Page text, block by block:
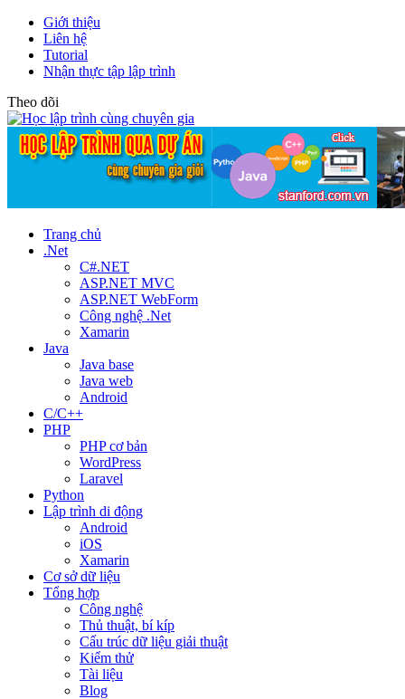
Giới thiệu
Liên hệ
Tutorial
Nhận thực tập lập trình
Theo dõi
Trang chủ
.Net
C#.NET
ASP.NET MVC
ASP.NET WebForm
Công nghệ .Net
Xamarin
Java
Java base
Java web
Android
C/C++
PHP
PHP cơ bản
WordPress
Laravel
Python
Lập trình di động
Android
iOS
Xamarin
Cơ sở dữ liệu
Tổng hợp
Công nghệ
Thủ thuật, bí kíp
Cấu trúc dữ liệu giải thuật
Kiểm thử
Tài liệu
Blog